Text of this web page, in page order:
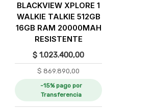
BLACKVIEW XPLORE 1
WALKIE TALKIE 512GB
16GB RAM 20000MAH
RESISTENTE
$ 1.023.400,00
$ 869.890,00
-15% pago por
Transferencia